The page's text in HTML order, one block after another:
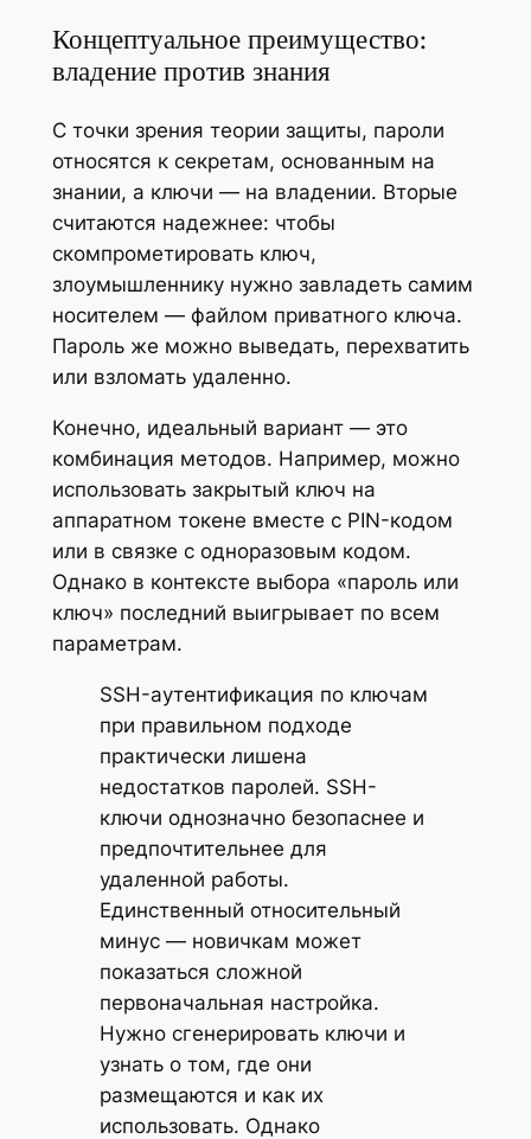
Концептуальное преимущество:
владение против знания
С точки зрения теории защиты, пароли
относятся к секретам, основанным на
знании, а ключи — на владении. Вторые
считаются надежнее: чтобы
скомпрометировать ключ,
злоумышленнику нужно завладеть самим
носителем — файлом приватного ключа.
Пароль же можно выведать, перехватить
или взломать удаленно.
Конечно, идеальный вариант — это
комбинация методов. Например, можно
использовать закрытый ключ на
аппаратном токене вместе с PIN-кодом
или в связке с одноразовым кодом.
Однако в контексте выбора «пароль или
ключ» последний выигрывает по всем
параметрам.
SSH-аутентификация по ключам
при правильном подходе
практически лишена
недостатков паролей. SSH-
ключи однозначно безопаснее и
предпочтительнее для
удаленной работы.
Единственный относительный
минус — новичкам может
показаться сложной
первоначальная настройка.
Нужно сгенерировать ключи и
узнать о том, где они
размещаются и как их
использовать. Однако